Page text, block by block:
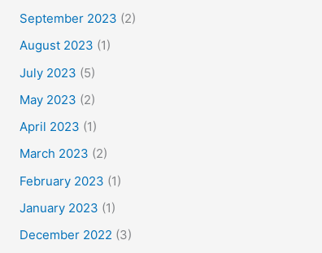
September 2023 (2)
August 2023 (1)
July 2023 (5)
May 2023 (2)
April 2023 (1)
March 2023 (2)
February 2023 (1)
January 2023 (1)
December 2022 (3)